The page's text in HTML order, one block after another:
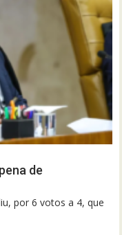
de
por 6 votos a 4, que